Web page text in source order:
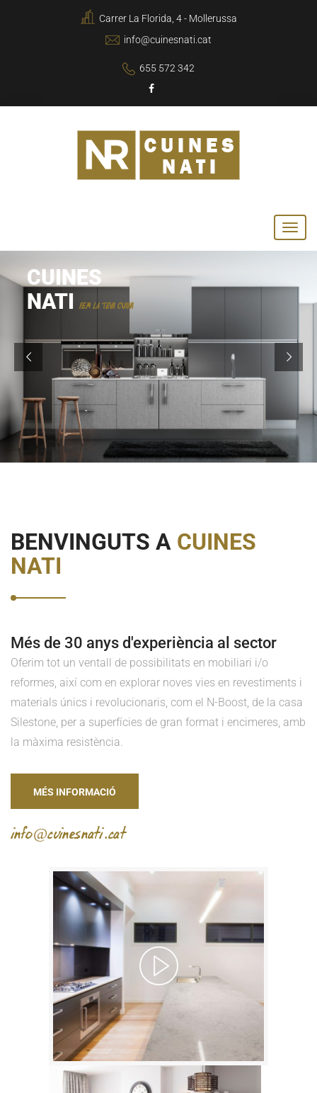
Carrer La Florida, 4 - Mollerussa
info@cuinesnati.cat
655 572 342
CUINES
NATI FEM LA TEVA CUINA
BENVINGUTS A CUINES
NATI
Més de 30 anys d'experiència al sector
Oferim tot un ventall de possibilitats en mobiliari i/o
reformes, així com en explorar noves vies en revestiments i
materials únics i revolucionaris, com el N-Boost, de la casa
Silestone, per a superfícies de gran format i encimeres, amb
la màxima resistència.
MÉS INFORMACIÓ
info@cuinesnati.cat